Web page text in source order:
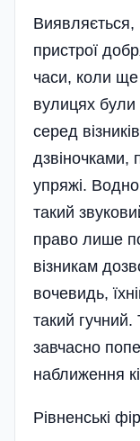
Виявляється,
пристрої
часи, коли ще
вулицях
серед
дзвіночками,
упряжі.
такий
право лише
візникам
вочевидь,
такий гучний.
завчасно
наближення
Рівненські